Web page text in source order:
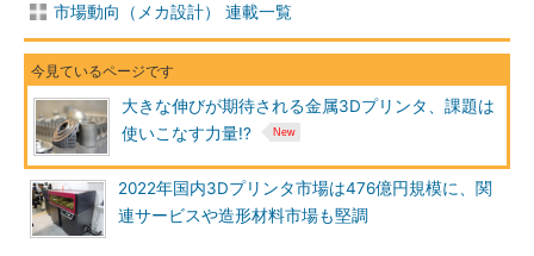
市場動向（メカ設計） 連載一覧
大きな伸びが期待される金属3Dプリンタ、課題は
使いこなす力量!?
2022年国内3Dプリンタ市場は476億円規模に、関
連サービスや造形材料市場も堅調